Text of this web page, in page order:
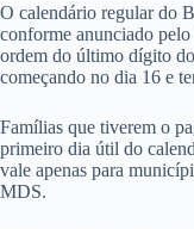
O calendário regular do
conforme anunciado
ordem do último dígito
começando no dia 16 e
Famílias que tiverem o
primeiro dia útil do
vale apenas para
MDS.